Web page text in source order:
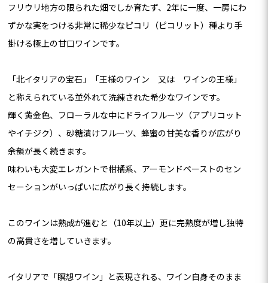
フリウリ地方の限られた畑でしか育たず、2年に一度、一房にわ
ずかな実をつける非常に稀少なピコリ（ピコリット）種より手
掛ける極上の甘口ワインです。
「北イタリアの宝石」「王様のワイン 又は ワインの王様」
と称えられている並外れて洗練された希少なワインです。
輝く黄金色、フローラルな中にドライフルーツ（アプリコット
やイチジク）、砂糖漬けフルーツ、蜂蜜の甘美な香りが広がり
余韻が長く続きます。
味わいも大変エレガントで柑橘系、アーモンドペーストのセン
セーションがいっぱいに広がり長く持続します。
このワインは熟成が進むと（10年以上）更に完熟度が増し独特
の高貴さを増していきます。
イタリアで「瞑想ワイン」と表現される、ワイン自身そのまま